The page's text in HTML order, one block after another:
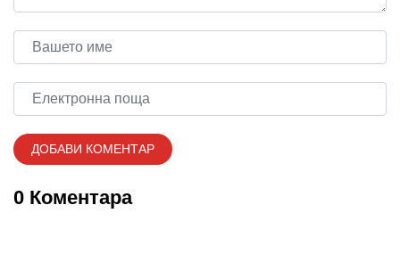
0 Коментара